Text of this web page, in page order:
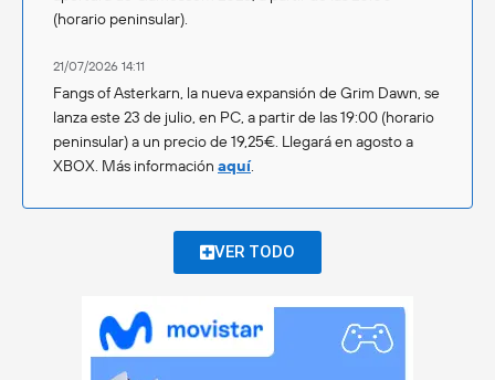
(horario peninsular).
21/07/2026 14:11
Fangs of Asterkarn, la nueva expansión de Grim Dawn, se
lanza este 23 de julio, en PC, a partir de las 19:00 (horario
peninsular) a un precio de 19,25€. Llegará en agosto a
XBOX. Más información aquí.
VER TODO